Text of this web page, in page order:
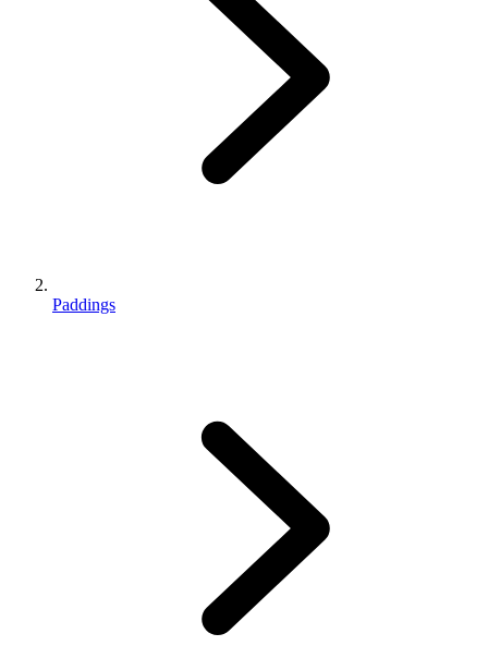
Paddings